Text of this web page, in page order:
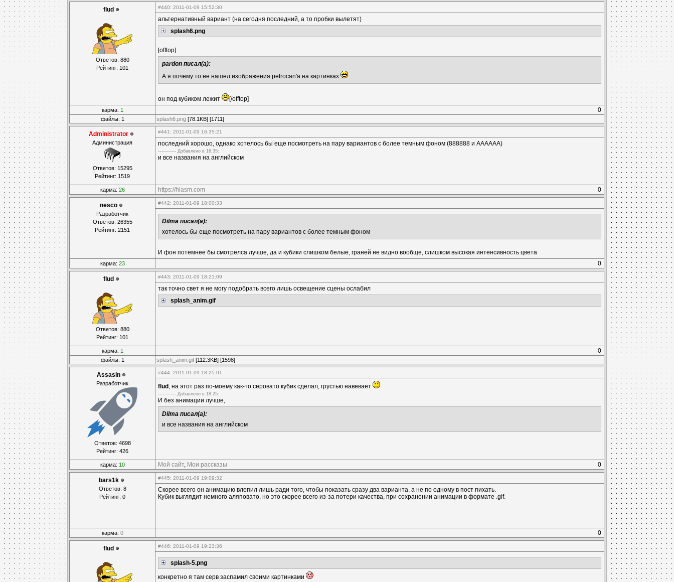
flud
Ответов: 880
Рейтинг: 101
#440: 2011-01-09 15:52:30
альтернативный вариант (на сегодня последний, а то пробки вылетят)
splash6.png
[offtop]
pardon писал(а):
А я почему то не нашел изображения petrocan'а на картинках
он под кубиком лежит [/offtop]
карма: 1 0
файлы: 1 splash6.png [78.1KB] [1711]
Administrator
Администрация
Ответов: 15295
Рейтинг: 1519
#441 : 2011-01-09 16:35:21
последний хорошо, однако хотелось бы еще посмотреть на пару вариантов с более темным фоном (888888 и AAAAAA)
------------ Дoбавленo в 16.35:
и все названия на английском
карма: 26 https://hiasm.com 0
nesco
Разработчик
Ответов: 26355
Рейтинг: 2151
#442: 2011-01-09 18:00:33
Dilma писал(а):
хотелось бы еще посмотреть на пару вариантов с более темным фоном
И фон потемнее бы смотрелса лучше, да и кубики слишком белые, граней не видно вообще, слишком высокая интенсивность цвета
карма: 23 0
flud
Ответов: 880
Рейтинг: 101
#443: 2011-01-09 18:21:09
так точно свет я не могу подобрать всего лишь освещение сцены ослабил
splash_anim.gif
карма: 1 0
файлы: 1 splash_anim.gif [112.3KB] [1598]
Assasin
Разработчик
Ответов: 4698
Рейтинг: 426
#444: 2011-01-09 18:25:01
flud , на этот раз по-моему как-то серовато кубик сделал, грустью навевает
------------ Дoбавленo в 18.25:
И без анимации лучше,
Dilma писал(а):
и все названия на английском
карма: 10 Мой сайт, Мои рассказы 0
bars1k
Ответов: 8
Рейтинг: 0
#445: 2011-01-09 19:09:32
Скорее всего он анимацию влепил лишь ради того, чтобы показать сразу два варианта, а не по одному в пост пихать.
Кубик выглядит немного аляповато, но это скорее всего из-за потери качества, при сохранении анимации в формате .gif.
карма: 0 0
flud #446: 2011-01-09 19:23:36
splash-5.png
конкретно я там серв заспамил своими картинками